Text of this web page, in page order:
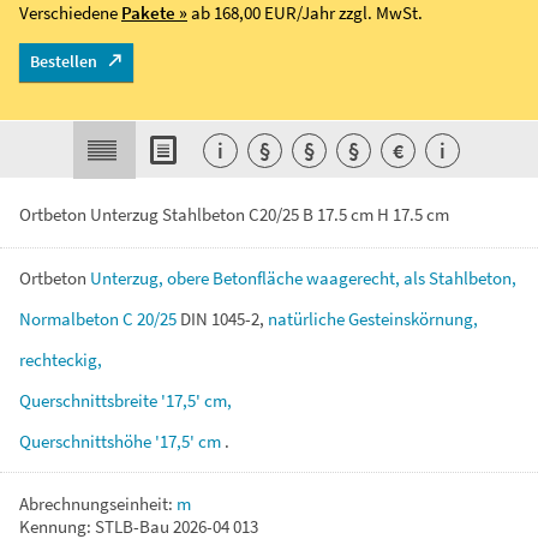
Ortbeton Unterzug Stahlbeton C20/25 B 17.5 cm H 17.5 cm
Ortbeton Unterzug, obere Betonflächewaagerecht, alsStahlbeton,
Normalbeton C 20/25 DIN 1045-2, natürlicheGesteinskörnung,
rechteckig,
Querschnittsbreite '17,5' cm,
Querschnittshöhe '17,5' cm .
Abrechnungseinheit: m
Kennung: STLB-Bau 2026-04 013
Verschiedene Pakete »ab 168,00 EUR/Jahrzzgl. MwSt.
Bestellen
i § § § € i